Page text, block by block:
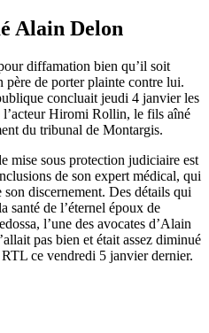
Alain Delon
diffamation bien qu’il soit
père de porter plainte contre lui.
concluait jeudi 4 janvier les
l’acteur Hiromi Rollin, le fils aîné
du tribunal de Montargis.
mise sous protection judiciaire est
de son expert médical, qui
discernement. Des détails qui
santé de l’éternel époux de
l’une des avocates d’Alain
pas bien et était assez diminué
ce vendredi 5 janvier dernier.